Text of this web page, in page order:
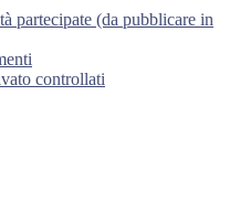
partecipate (da pubblicare in
controllati